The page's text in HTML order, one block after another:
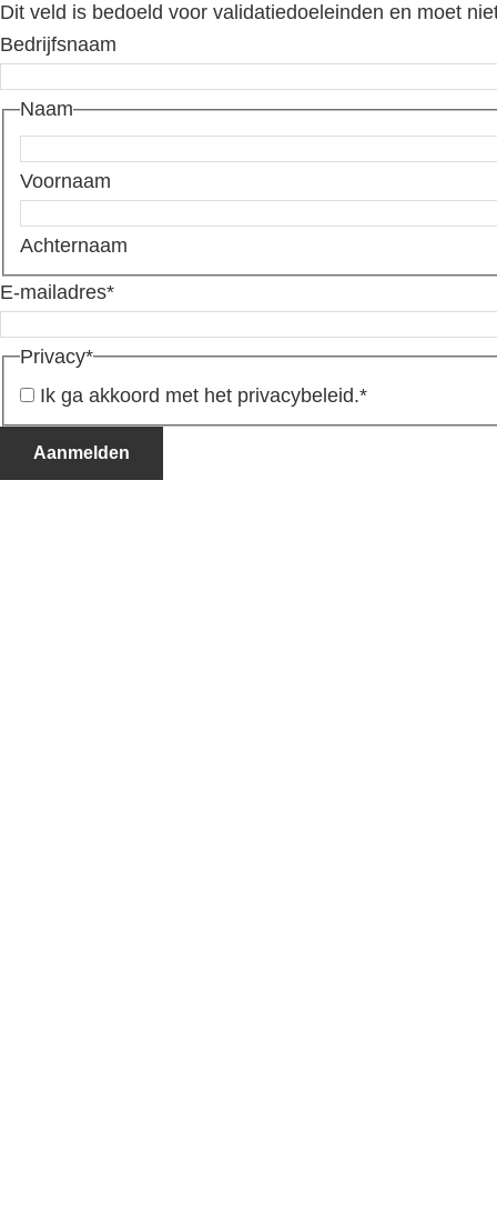
Dit veld is bedoeld voor validatiedoeleinden en moet
Bedrijfsnaam
Naam
Voornaam
Achternaam
E-mailadres*
Privacy*
Ik ga akkoord met het privacybeleid.*
Aanmelden